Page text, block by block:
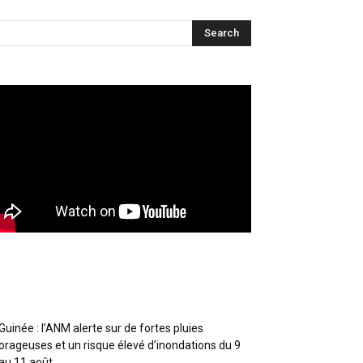
: l’ANM alerte sur de fortes pluies
et un risque élevé d’inondations du 9